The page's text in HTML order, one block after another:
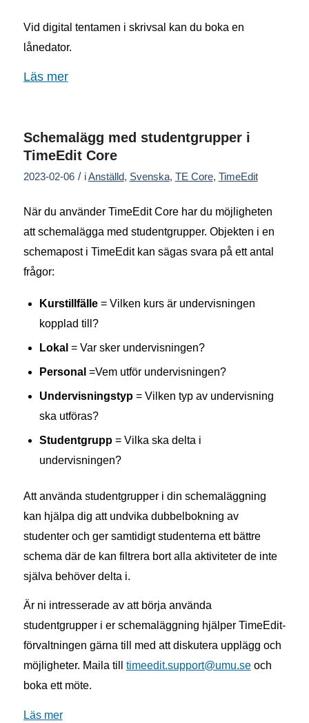
Vid digital tentamen i skrivsal kan du boka en
lånedator.
Läs mer
Schemalägg med studentgrupper i
TimeEdit Core
2023-02-06 / iAnställd, Svenska, TE Core, TimeEdit
När du använder TimeEdit Core har du möjligheten
att schemalägga med studentgrupper. Objekten i en
schemapost i TimeEdit kan sägas svara på ett antal
frågor:
Kurstillfälle= Vilken kurs är undervisningen
kopplad till?
Lokal = Var sker undervisningen?
Personal =Vem utför undervisningen?
Undervisningstyp= Vilken typ av undervisning
ska utföras?
Studentgrupp= Vilka ska delta i
undervisningen?
Att använda studentgrupper i din schemaläggning
kan hjälpa dig att undvika dubbelbokning av
studenter och ger samtidigt studenterna ett bättre
schema där de kan filtrera bort alla aktiviteter de inte
själva behöver delta i.
Är ni intresserade av att börja använda
studentgrupper i er schemaläggning hjälper TimeEdit-
förvaltningen gärna till med att diskutera upplägg och
möjligheter. Maila till timeedit.support@umu.seoch
boka ett möte.
Läs mer